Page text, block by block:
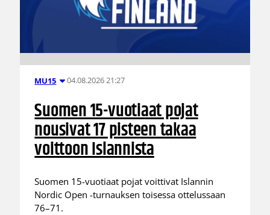
MU15 04.08.2026 21:27
Suomen 15-vuotiaat pojat
nousivat 17 pisteen takaa
voittoon Islannista
Suomen 15-vuotiaat pojat voittivat Islannin
Nordic Open -turnauksen toisessa ottelussaan
76–71.